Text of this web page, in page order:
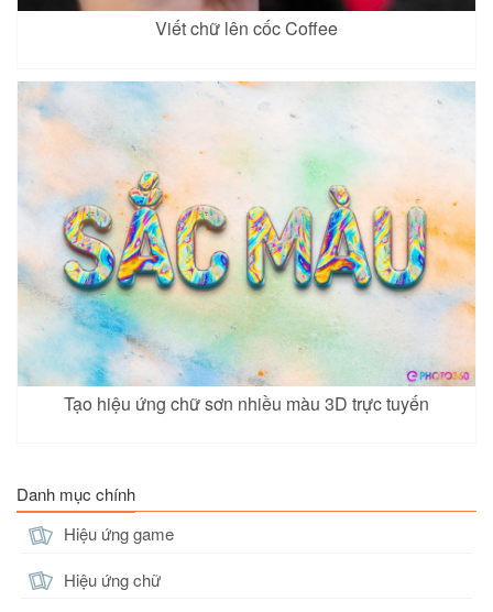
Viết chữ lên cốc Coffee
Tạo hiệu ứng chữ sơn nhiều màu 3D trực tuyến
Danh mục chính
Hiệu ứng game
Hiệu ứng chữ